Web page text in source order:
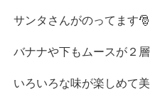
サンタさんがのってます🎅
バナナや下もムースが２層
いろいろな味が楽しめて